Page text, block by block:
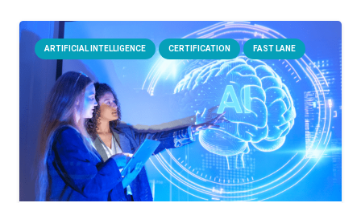
ARTIFICIAL INTELLIGENCE CERTIFICATION FAST LANE